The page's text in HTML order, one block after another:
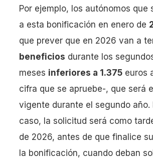
Por ejemplo, los autónomos que
a esta bonificación en enero de
que prever que en 2026 van a
beneficios durante los
meses inferiores a 1.375 euros
cifra que se apruebe-, que será
vigente durante el segundo año.
caso, la solicitud será como
de 2026, antes de que finalice
la bonificación, cuando deban